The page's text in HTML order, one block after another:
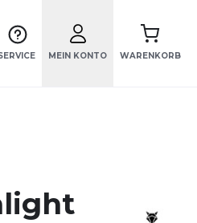
MEIN KONTO WARENKORB